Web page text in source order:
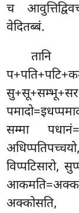
च
वेदितब्बं.
सम्मा
विप्पटिसारो,